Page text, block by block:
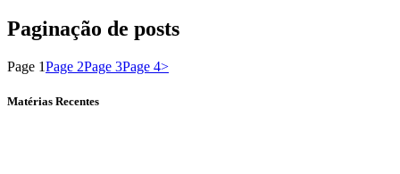
Paginação de posts
Page 1Page 2Page 3Page 4>
Matérias Recentes